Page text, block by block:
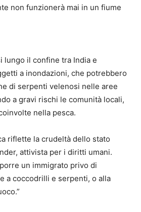
non funzionerà mai in un fiume
lungo il confine tra India e
a inondazioni, che potrebbero
di serpenti velenosi nelle aree
a gravi rischi le comunità locali,
nella pesca.
riflette la crudeltà dello stato
attivista per i diritti umani.
un immigrato privo di
a coccodrilli e serpenti, o alla